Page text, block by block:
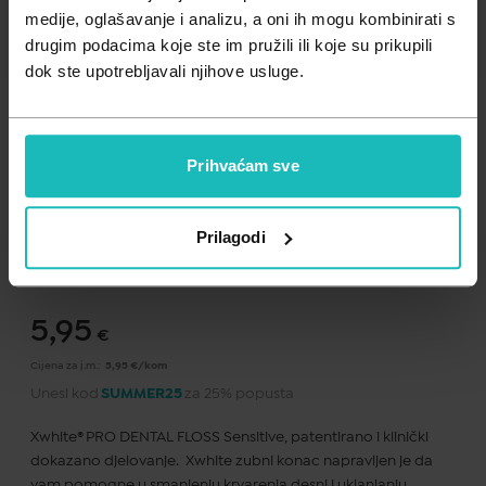
medije, oglašavanje i analizu, a oni ih mogu kombinirati s
drugim podacima koje ste im pružili ili koje su prikupili
dok ste upotrebljavali njihove usluge.
Prihvaćam sve
Prilagodi
Zdravlje muškarca
Zdravlje žene
Minerali
Probiotici i prebiotici
Važna obavijest prema Zakonu o zaštiti potrošača..
5,95 €
Cijena za j.m.: 5,95 €/kom
Unesi kod SUMMER25 za 25% popusta
Xwhite® PRO DENTAL FLOSS Sensitive, patentirano i klinički
dokazano djelovanje. Xwhite zubni konac napravljen je da